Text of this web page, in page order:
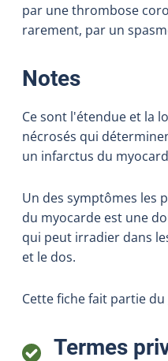
par une thrombose
rarement, par un
Notes:
Ce sont l'étendue et la
nécrosés qui
un infarctus du
Un des symptômes les
du myocarde est une
qui peut irradier dans
et le dos.
Cette fiche fait partie du
Termes